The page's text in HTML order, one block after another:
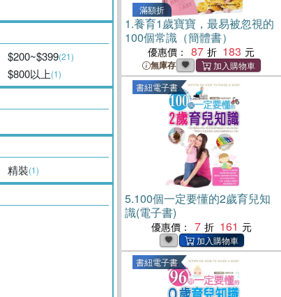
$200~$399(21)
$800以上(1)
精裝(1)
滿額折
1.養育1歲寶寶，最易被忽視的
100個常識（簡體書）
優惠價： 87 183
無庫存
書紐電子書
5.100個一定要懂的2歲育兒知
識(電子書)
優惠價： 7 161
書紐電子書